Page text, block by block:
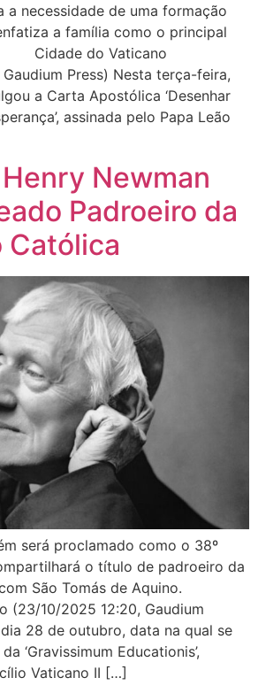
a necessidade de uma formação
a família como o principal
Cidade do Vaticano
Press) Nesta terça-feira,
a Carta Apostólica ‘Desenhar
assinada pelo Papa Leão
Newman
Padroeiro da
Católica
será proclamado como o 38º
o título de padroeiro da
São Tomás de Aquino.
(23/10/2025 12:20, Gaudium
28 de outubro, data na qual se
‘Gravissimum Educationis’,
Vaticano II […]